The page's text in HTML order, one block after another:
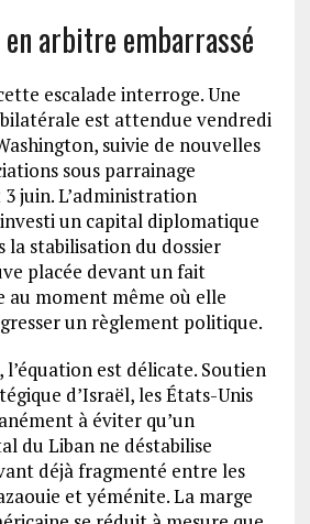
en arbitre embarrassé
escalade interroge. Une
est attendue vendredi
suivie de nouvelles
sous parrainage
juin. L’administration
un capital diplomatique
la stabilisation du dossier
placée devant un fait
au moment même où elle
un règlement politique.
est délicate. Soutien
d’Israël, les États-Unis
à éviter qu’un
du Liban ne déstabilise
déjà fragmenté entre les
et yéménite. La marge